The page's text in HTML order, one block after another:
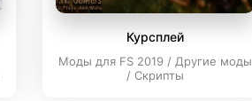
Курсплей
Моды для FS 2019 / Другие моды
/ Скрипты